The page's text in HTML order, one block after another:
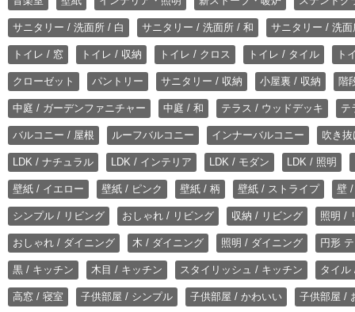
サニタリー / 洗面所 / 白 サニタリー / 洗面所 / 和 サニタリー / 洗
トイレ / 窓 トイレ / 収納 トイレ / クロス トイレ / タイル ト
クローゼット パントリー サニタリー / 収納 小屋裏 / 収納 階
中庭 / ガーデンファニチャー 中庭 / 和 テラス / ウッドデッキ テ
バルコニー / 屋根 ルーフバルコニー インナーバルコニー 吹き
LDK / ナチュラル LDK / インテリア LDK / モダン LDK / 照明
壁紙 / イエロー 壁紙 / ピンク 壁紙 / 柄 壁紙 / ストライプ 壁
シンプル / リビング おしゃれ / リビング 収納 / リビング 照明 /
おしゃれ / ダイニング 木 / ダイニング 照明 / ダイニング 円形
黒 / キッチン 木目 / キッチン スタイリッシュ / キッチン タイル
高窓 / 寝室 子供部屋 / シンプル 子供部屋 / かわいい 子供部屋 /